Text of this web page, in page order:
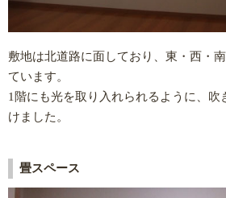
敷地は北道路に面しており、東・西・
ています。
1階にも光を取り入れられるように、吹
けました。
畳スペース